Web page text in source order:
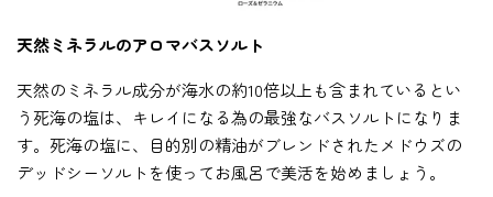
天然ミネラルのアロマバスソルト
天然のミネラル成分が海水の約10倍以上も含まれているとい
う死海の塩は、キレイになる為の最強なバスソルトになりま
す。死海の塩に、目的別の精油がブレンドされたメドウズの
デッドシーソルトを使ってお風呂で美活を始めましょう。